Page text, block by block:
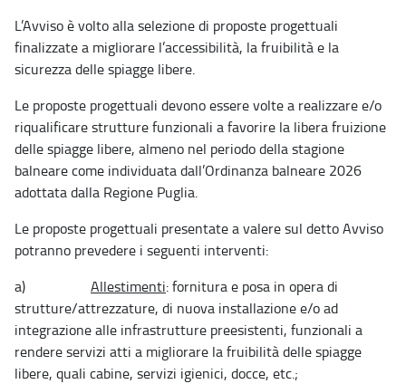
L’Avviso è volto alla selezione di proposte progettuali
finalizzate a migliorare l’accessibilità, la fruibilità e la
sicurezza delle spiagge libere.
Le proposte progettuali devono essere volte a realizzare e/o
riqualificare strutture funzionali a favorire la libera fruizione
delle spiagge libere, almeno nel periodo della stagione
balneare come individuata dall’Ordinanza balneare 2026
adottata dalla Regione Puglia.
Le proposte progettuali presentate a valere sul detto Avviso
potranno prevedere i seguenti interventi:
a) Allestimenti: fornitura e posa in opera di
strutture/attrezzature, di nuova installazione e/o ad
integrazione alle infrastrutture preesistenti, funzionali a
rendere servizi atti a migliorare la fruibilità delle spiagge
libere, quali cabine, servizi igienici, docce, etc.;